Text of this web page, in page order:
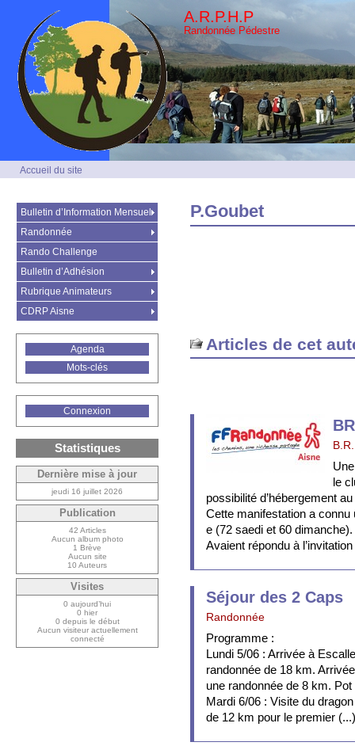
A.R.P.H.P
Randonnée Pédestre
Accueil du site
P.Goubet
Articles de cet
le
possibilité d’hébergement
Cette manifestation a
e (72 saedi et 60 dimanche).
Avaient répondu à
Séjour des 2 Caps
Randonnée
Programme :
Lundi 5/06 : Arrivée à
randonnée de 18 km.
une randonnée de 8 km.
Mardi 6/06 : Visite du
de 12 km pour le premier (...)
Bulletin d’Information Mensuel
Randonnée
Rando Challenge
Bulletin d’Adhésion
Rubrique Animateurs
CDRP Aisne
Agenda
Mots-clés
Connexion
Statistiques
Dernière mise à jour
jeudi 16 juillet 2026
Publication
42 Articles
Aucun album photo
1 Brève
Aucun site
10 Auteurs
Visites
0 aujourd’hui
0 hier
0 depuis le début
Aucun visiteur actuellement
connecté